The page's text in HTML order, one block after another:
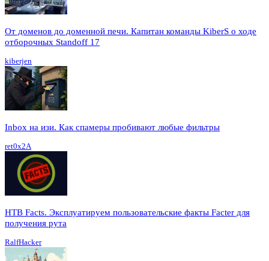
От доменов до доменной печи. Капитан команды KiberS о ходе
отборочных Standoff 17
kiberjen
Inbox на изи. Как спамеры пробивают любые фильтры
ret0x2A
HTB Facts. Эксплуатируем пользовательские факты Facter для
получения рута
RalfHacker